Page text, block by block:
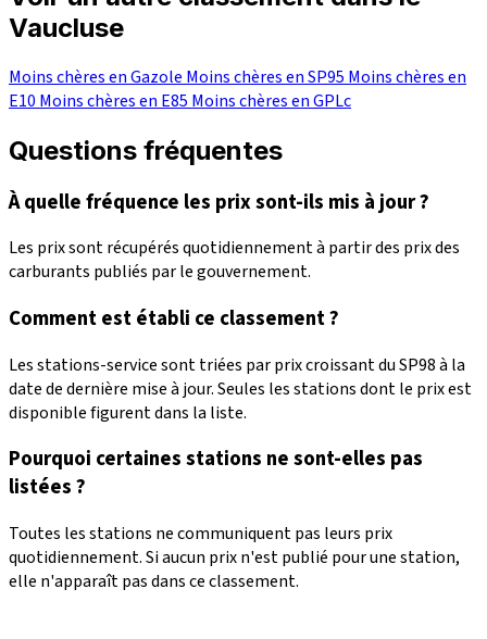
Vaucluse
Moins chères en Gazole Moins chères en SP95 Moins chères en
E10 Moins chères en E85 Moins chères en GPLc
Questions fréquentes
À quelle fréquence les prix sont-ils mis à jour ?
Les prix sont récupérés quotidiennement à partir des prix des
carburants publiés par le gouvernement.
Comment est établi ce classement ?
Les stations-service sont triées par prix croissant du SP98 à la
date de dernière mise à jour. Seules les stations dont le prix est
disponible figurent dans la liste.
Pourquoi certaines stations ne sont-elles pas
listées ?
Toutes les stations ne communiquent pas leurs prix
quotidiennement. Si aucun prix n'est publié pour une station,
elle n'apparaît pas dans ce classement.